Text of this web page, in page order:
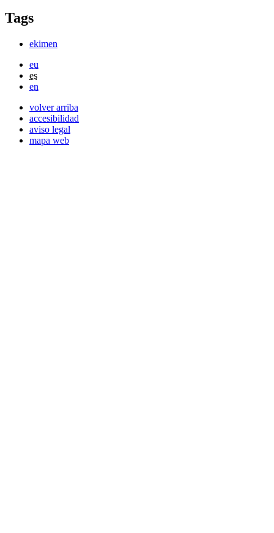
Tags
ekimen
eu
es
en
volver arriba
accesibilidad
aviso legal
mapa web